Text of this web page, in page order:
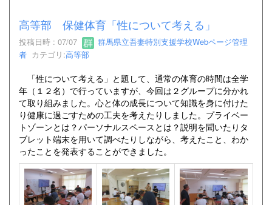
高等部 保健体育「性について考える」
投稿日時 : 07/07
群馬県立吾妻特別支援学校Webページ管理
者 カテゴリ:高等部
「性について考える」と題して、通常の体育の時間は全学
年（１２名）で行っていますが、今回は２グループに分かれ
て取り組みました。心と体の成長について知識を身に付けた
り健康に過ごすための工夫を考えたりしました。プライベー
トゾーンとは？パーソナルスペースとは？説明を聞いたりタ
ブレット端末を用いて調べたりしながら、考えたこと、わか
ったことを発表することができました。